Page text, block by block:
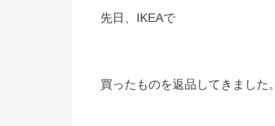
先日、IKEAで
買ったものを返品してきました。